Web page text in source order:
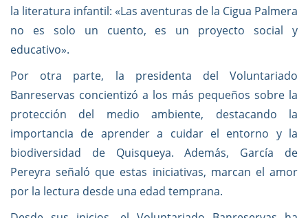
la literatura infantil: «Las aventuras de la Cigua Palmera
no es solo un cuento, es un proyecto social y
educativo».
Por otra parte, la presidenta del Voluntariado
Banreservas concientizó a los más pequeños sobre la
protección del medio ambiente, destacando la
importancia de aprender a cuidar el entorno y la
biodiversidad de Quisqueya. Además, García de
Pereyra señaló que estas iniciativas, marcan el amor
por la lectura desde una edad temprana.